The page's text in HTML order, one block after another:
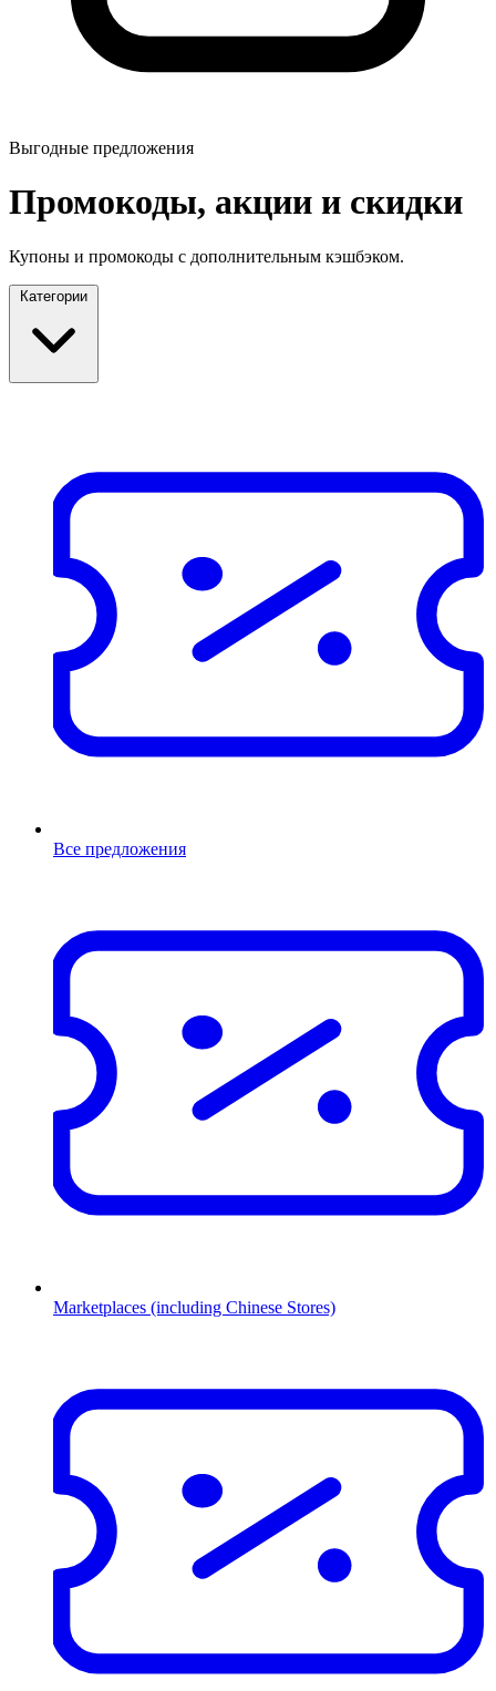
Выгодные предложения
Промокоды, акции и скидки
Купоны и промокоды с дополнительным кэшбэком.
Категории
Все предложения
Marketplaces (including Chinese Stores)